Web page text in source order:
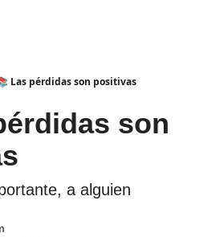
Las pérdidas son positivas
son
a alguien